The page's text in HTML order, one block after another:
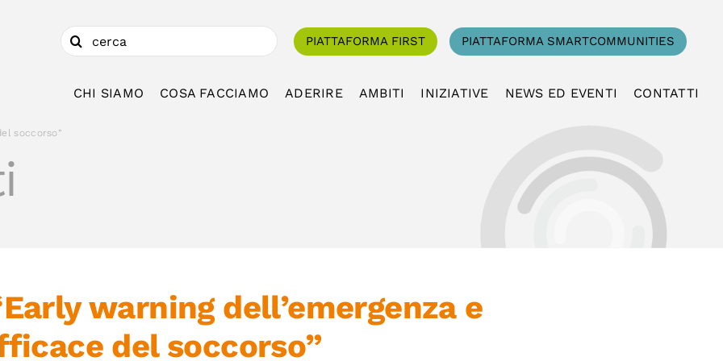
Cerca
per:
PIATTAFORMA FIRST PIATTAFORMA SMARTCOMMUNITIES
CHI SIAMO COSA FACCIAMO ADERIRE AMBITI INIZIATIVE NEWS ED EVENTI CONTATTI
soccorso”
warning dell’emergenza e
del soccorso”